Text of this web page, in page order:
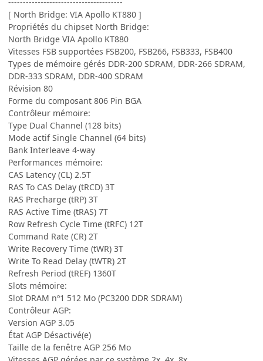
[ North Bridge: VIA Apollo KT880 ]
Propriétés du chipset North Bridge:
North Bridge VIA Apollo KT880
Vitesses FSB supportées FSB200, FSB266, FSB333, FSB400
Types de mémoire gérés DDR-200 SDRAM, DDR-266 SDRAM,
DDR-333 SDRAM, DDR-400 SDRAM
Révision 80
Forme du composant 806 Pin BGA
Contrôleur mémoire:
Type Dual Channel (128 bits)
Mode actif Single Channel (64 bits)
Bank Interleave 4-way
Performances mémoire:
CAS Latency (CL) 2.5T
RAS To CAS Delay (tRCD) 3T
RAS Precharge (tRP) 3T
RAS Active Time (tRAS) 7T
Row Refresh Cycle Time (tRFC) 12T
Command Rate (CR) 2T
Write Recovery Time (tWR) 3T
Write To Read Delay (tWTR) 2T
Refresh Period (tREF) 1360T
Slots mémoire:
Slot DRAM nº1 512 Mo (PC3200 DDR SDRAM)
Contrôleur AGP:
Version AGP 3.05
État AGP Désactivé(e)
Taille de la fenêtre AGP 256 Mo